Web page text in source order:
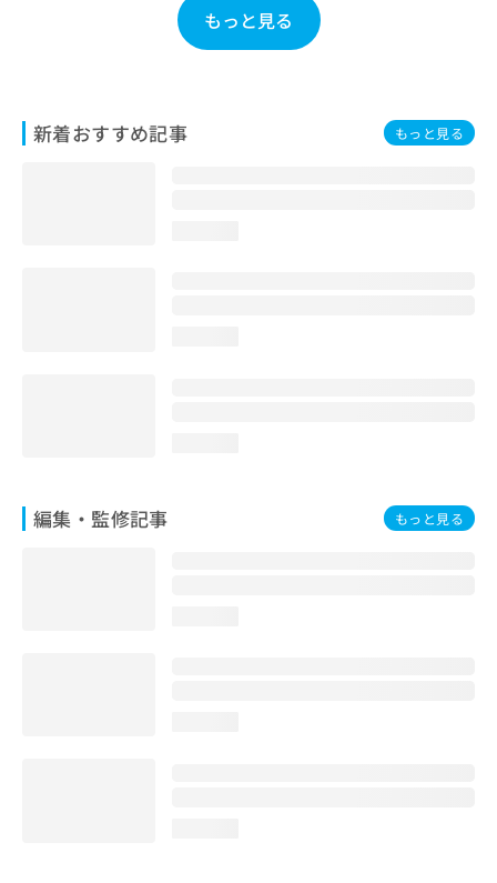
もっと見る
新着おすすめ記事 もっと見る
編集・監修記事 もっと見る
せ
は